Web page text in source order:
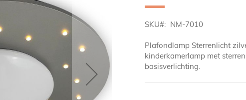
SKU NM-7010
Plafondlamp Sterrenlicht
kinderkamerlamp met
basisverlichting.